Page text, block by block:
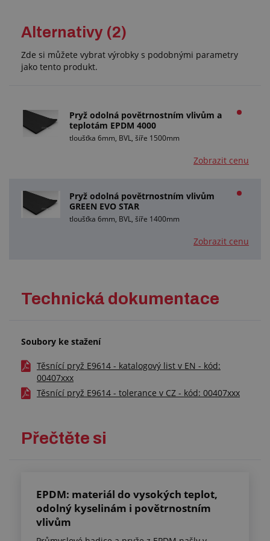
Alternativy (2)
Zde si můžete vybrat výrobky s podobnými parametry
jako tento produkt.
Pryž odolná povětrnostním vlivům a
teplotám EPDM 4000
tloušťka 6mm, BVL, šíře 1500mm
Zobrazit cenu
Pryž odolná povětrnostním vlivům
GREEN EVO STAR
tloušťka 6mm, BVL, šíře 1400mm
Zobrazit cenu
Technická dokumentace
Soubory ke stažení
Těsnící pryž E9614 - katalogový list v EN - kód:
00407xxx
Těsnící pryž E9614 - tolerance v CZ - kód: 00407xxx
Přečtěte si
EPDM: materiál do vysokých teplot,
odolný kyselinám i povětrnostním
vlivům